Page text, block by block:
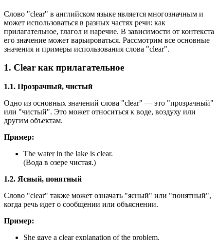
Слово "clear" в английском языке является многозначным и
может использоваться в разных частях речи: как
прилагательное, глагол и наречие. В зависимости от контекста
его значение может варьироваться. Рассмотрим все основные
значения и примеры использования слова "clear".
1. Clear как прилагательное
1.1. Прозрачный, чистый
Одно из основных значений слова "clear" — это "прозрачный"
или "чистый". Это может относиться к воде, воздуху или
другим объектам.
Пример:
The water in the lake is clear.
(Вода в озере чистая.)
1.2. Ясный, понятный
Слово "clear" также может означать "ясный" или "понятный",
когда речь идет о сообщении или объяснении.
Пример:
She gave a clear explanation of the problem.